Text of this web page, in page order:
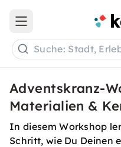
Open main menu
Suche: Stadt,
Adventskranz-
Materialien &
In diesem Workshop
Schritt, wie Du Deinen